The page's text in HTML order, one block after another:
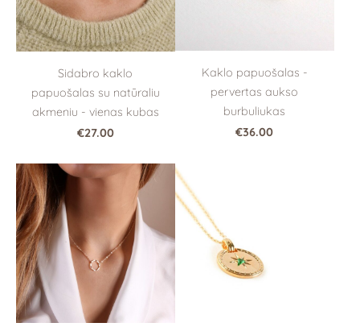
Sidabro kaklo
papuošalas su natūraliu
akmeniu - vienas kubas
€27.00
Kaklo papuošalas -
pervertas aukso
burbuliukas
€36.00